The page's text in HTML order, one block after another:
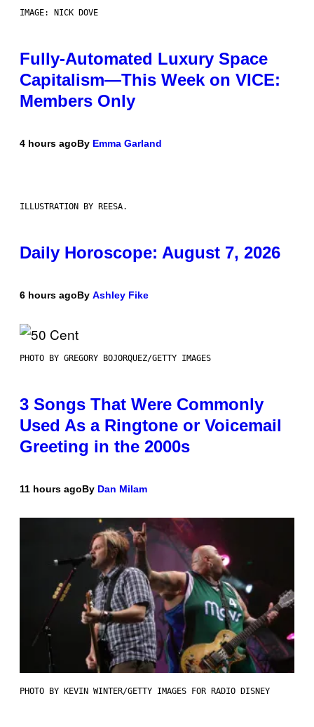
IMAGE: NICK DOVE
Fully-Automated Luxury Space
Capitalism—This Week on VICE:
Members Only
4 hours agoBy Emma Garland
ILLUSTRATION BY REESA.
Daily Horoscope: August 7, 2026
6 hours agoBy Ashley Fike
PHOTO BY GREGORY BOJORQUEZ/GETTY IMAGES
3 Songs That Were Commonly
Used As a Ringtone or Voicemail
Greeting in the 2000s
11 hours agoBy Dan Milam
PHOTO BY KEVIN WINTER/GETTY IMAGES FOR RADIO DISNEY